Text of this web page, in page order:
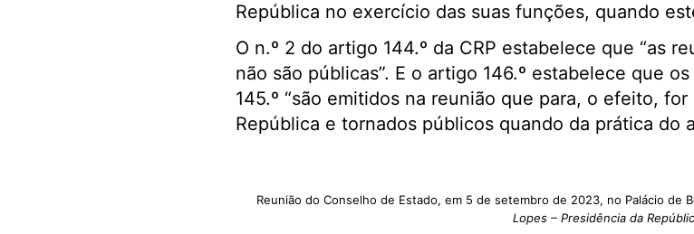
República no exercício das suas funções, quando
O n.º 2 do artigo 144.º da CRP estabelece que “as
não são públicas”. E o artigo 146.º estabelece que
145.º “são emitidos na reunião que para, o efeito,
República e tornados públicos quando da prática do
Reunião do Conselho de Estado, em 5 de setembro de 2023, no Palácio de
Lopes – Presidência da